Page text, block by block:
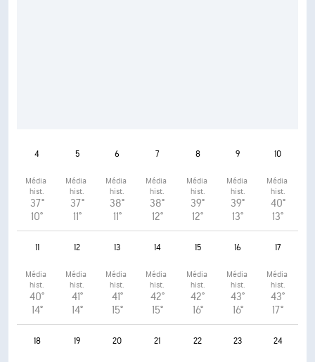
4
Média
hist.
37°
10°
5
Média
hist.
37°
11°
6
Média
hist.
38°
11°
7
Média
hist.
38°
12°
8
Média
hist.
39°
12°
9
Média
hist.
39°
13°
10
Média
hist.
40°
13°
11
Média
hist.
40°
14°
12
Média
hist.
41°
14°
13
Média
hist.
41°
15°
14
Média
hist.
42°
15°
15
Média
hist.
42°
16°
16
Média
hist.
43°
16°
17
Média
hist.
43°
17°
18 19 20 21 22 23 24